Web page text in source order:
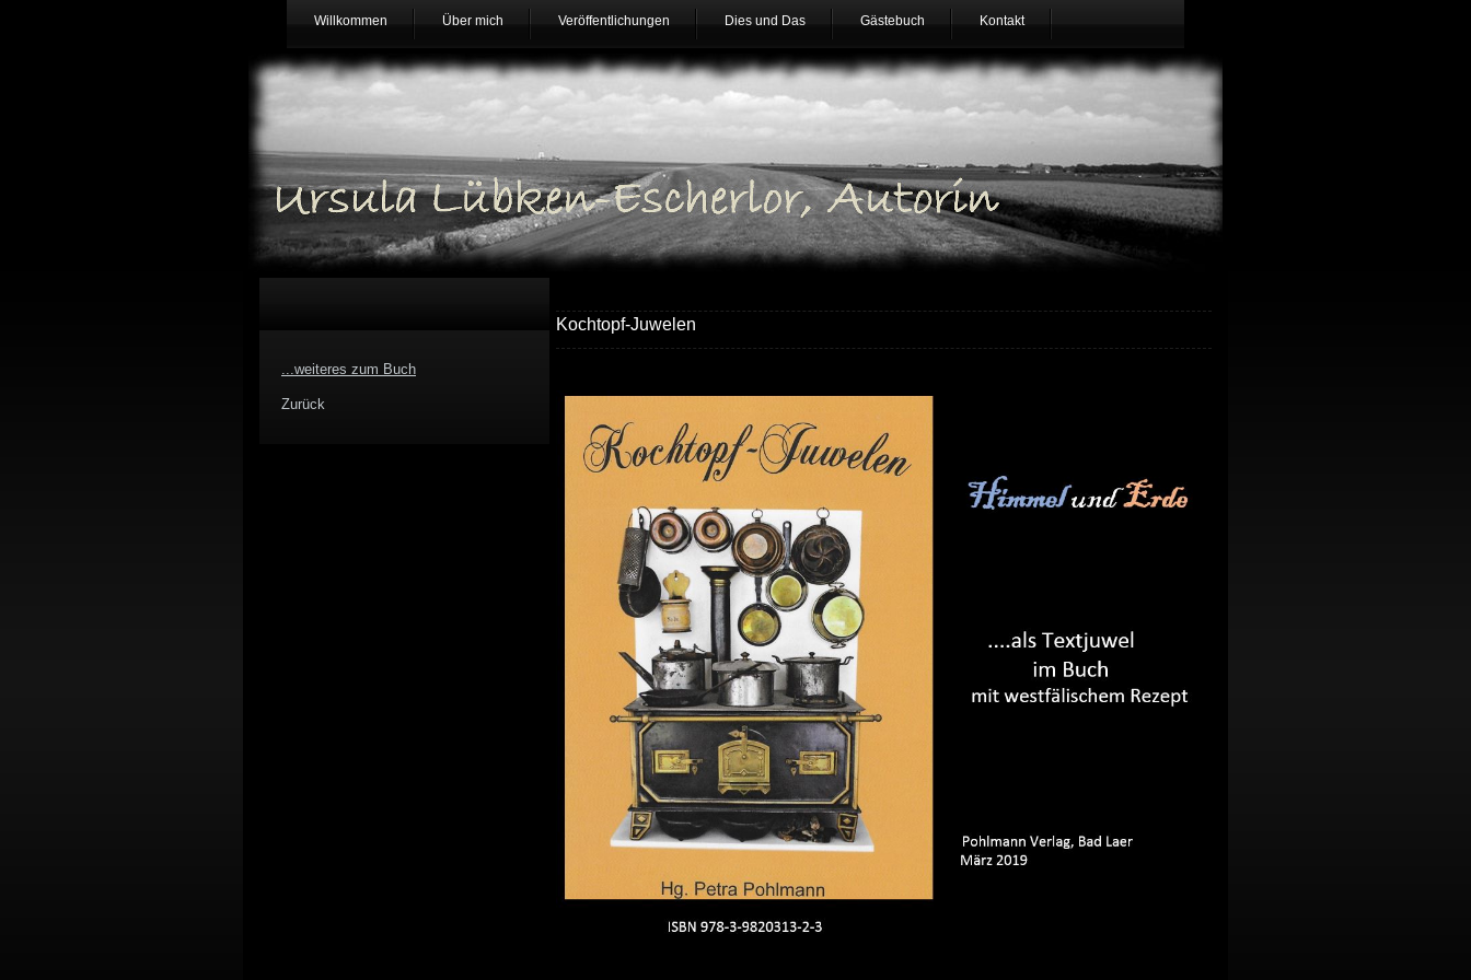
Willkommen Über mich Veröffentlichungen Dies und Das Gästebuch Kontakt
Kochtopf-Juwelen
...weiteres zum Buch
Zurück